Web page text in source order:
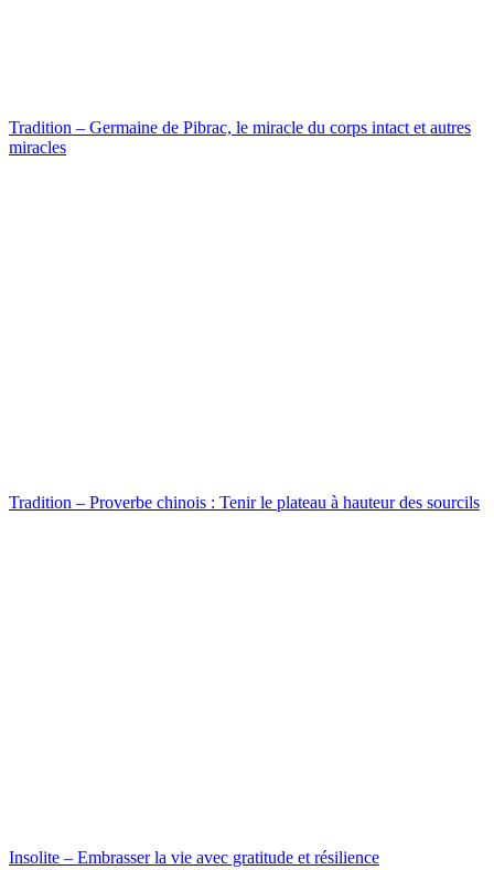
Tradition – Germaine de Pibrac, le miracle du corps intact et autres
miracles
Tradition – Proverbe chinois : Tenir le plateau à hauteur des sourcils
Insolite – Embrasser la vie avec gratitude et résilience